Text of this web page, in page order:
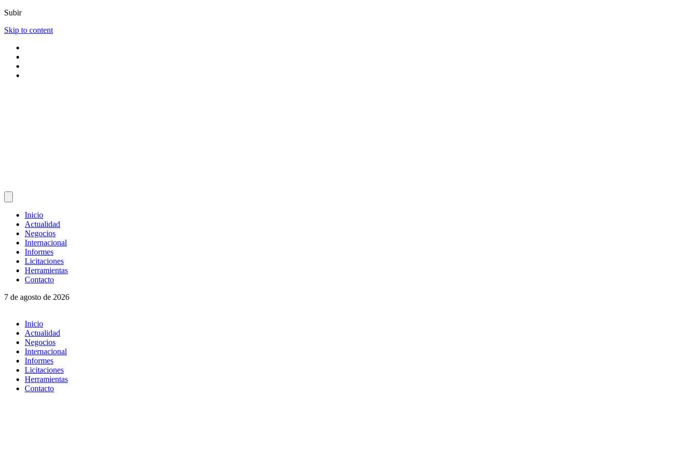
Subir
Skip to content
Inicio
Actualidad
Negocios
Internacional
Informes
Licitaciones
Herramientas
Contacto
7 de agosto de 2026
Inicio
Actualidad
Negocios
Internacional
Informes
Licitaciones
Herramientas
Contacto